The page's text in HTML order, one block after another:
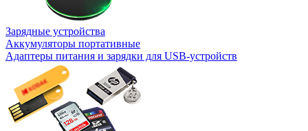
Зарядные устройства
Аккумуляторы портативные
Адаптеры питания и зарядки для USB-устройств